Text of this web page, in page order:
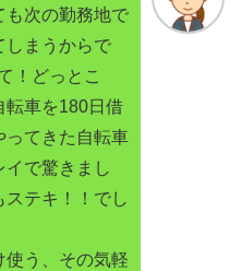
も次の勤務地で
しまうからで
！どっとこ
転車を180日借
ってきた自転車
イで驚きまし
テキ！！でし
使う、その気軽